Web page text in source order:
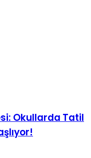
Okullarda Tatil